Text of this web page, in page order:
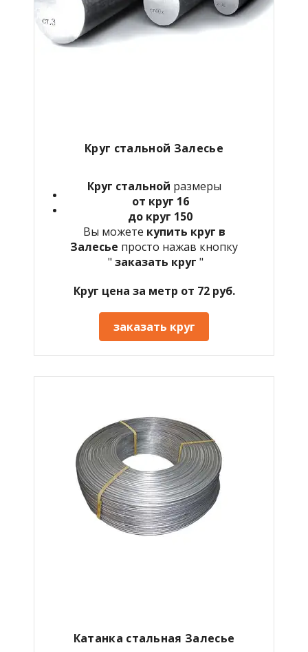
Круг стальной Залесье
Круг стальной размеры
от круг 16
до круг 150
Вы можете купить круг в
Залесье просто нажав кнопку
" заказать круг "
Круг цена за метр от 72 руб.
заказать круг
Катанка стальная Залесье